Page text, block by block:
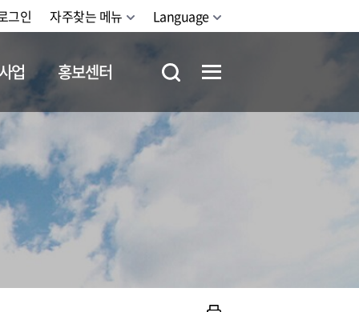
그인 자주찾는 메뉴 Language
업 홍보센터